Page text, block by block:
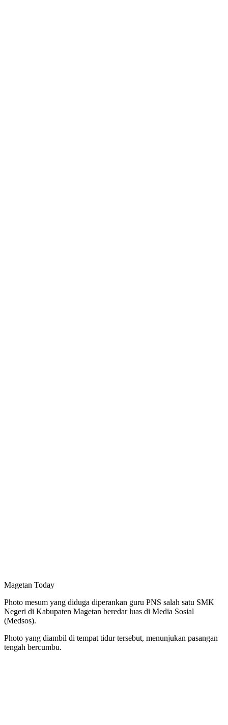
Magetan Today
Photo mesum yang diduga diperankan guru PNS salah satu SMK
Negeri di Kabupaten Magetan beredar luas di Media Sosial
(Medsos).
Photo yang diambil di tempat tidur tersebut, menunjukan pasangan
tengah bercumbu.